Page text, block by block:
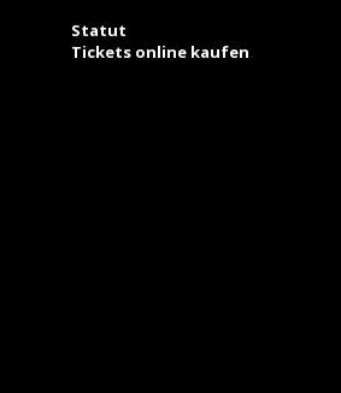
Statut
Tickets online kaufen